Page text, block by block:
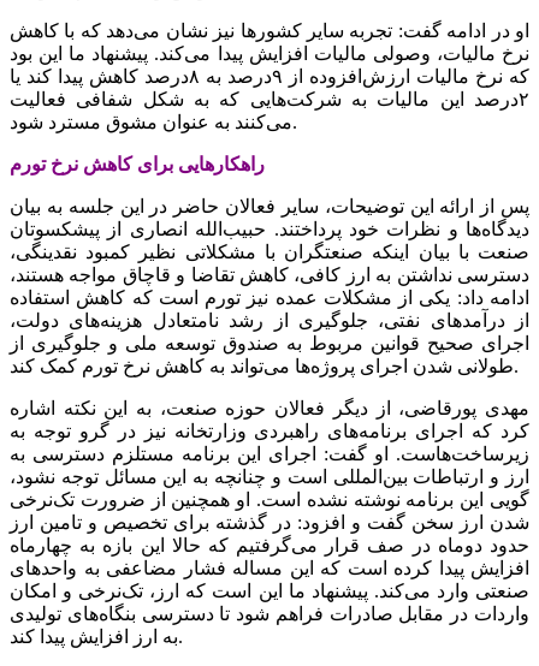
او در ادامه گفت: تجربه سایر کشورها نیز نشان می‌دهد که با کاهش
نرخ مالیات، وصولی مالیات افزایش پیدا می‌کند. پیشنهاد ما این بود
که نرخ مالیات ارزش‌افزوده از ۹‌درصد به ۸‌درصد کاهش پیدا کند یا
۲‌درصد این مالیات به شرکت‌هایی که به شکل شفافی فعالیت
می‌کنند به عنوان مشوق مسترد شود.
راهکارهایی برای کاهش نرخ تورم
پس از ارائه این توضیحات، سایر فعالان حاضر در این جلسه به بیان
دیدگاه‌‌‌ها و نظرات خود پرداختند. حبیب‌‌‌الله انصاری از پیشکسوتان
صنعت با بیان اینکه صنعتگران با مشکلاتی نظیر کمبود نقدینگی،
‌دسترسی نداشتن به ارز کافی، کاهش تقاضا و قاچاق مواجه هستند،
ادامه داد: یکی از مشکلات عمده نیز تورم است که کاهش استفاده
از درآمدهای نفتی، جلوگیری از رشد نامتعادل هزینه‌های دولت،
اجرای صحیح قوانین مربوط به صندوق توسعه ملی و جلوگیری از
طولانی شدن اجرای پروژه‌‌‌ها می‌‌‌تواند به کاهش نرخ تورم کمک کند.
مهدی پورقاضی، از دیگر فعالان حوزه صنعت، به این نکته اشاره
کرد که اجرای برنامه‌‌‌های راهبردی وزارتخانه نیز در گرو توجه به
زیرساخت‌‌‌هاست. او گفت: اجرای این برنامه مستلزم دسترسی به
ارز و ارتباطات بین‌المللی است و چنانچه به این مسائل توجه نشود،
گویی این برنامه نوشته نشده است. او همچنین از ضرورت تک‌نرخی
شدن ارز سخن گفت و افزود: در گذشته برای تخصیص و تامین ارز
حدود دوماه در صف قرار می‌‌‌گرفتیم که حالا این بازه به چهارماه
افزایش پیدا کرده است که این مساله فشار مضاعفی به واحدهای
صنعتی وارد می‌کند. پیشنهاد ما این است که ارز، تک‌نرخی و امکان
واردات در مقابل صادرات فراهم شود تا دسترسی بنگاه‌های تولیدی
به ارز افزایش پیدا کند.